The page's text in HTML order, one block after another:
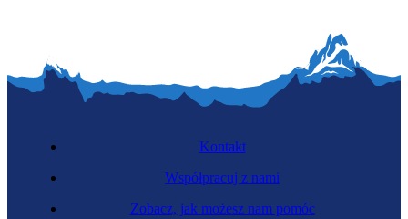
Kontakt
Współpracuj z nami
Zobacz, jak możesz nam pomóc